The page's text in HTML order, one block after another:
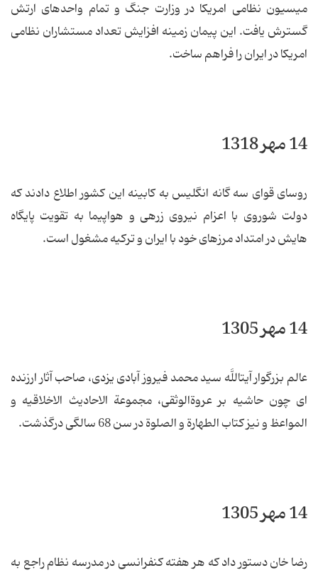
میسیون نظامی امریكا در وزارت جنگ و تمام واحدهای ارتش
گسترش یافت. این پیمان زمینه افزایش تعداد مستشاران نظامی
امریكا در ایران را فراهم ساخت.
14 مهر 1318
روسای قوای سه گانه انگلیس به كابینه این كشور اطلاع دادند كه
دولت شوروی با اعزام نیروی زرهی و هواپیما به تقویت پایگاه
هایش در امتداد مرزهای خود با ایران و تركیه مشغول است.
14 مهر 1305
عالم بزرگوار آیت‏اللَّه سید محمد فیروز آبادی یزدی، صاحب آثار ارزنده
ای چون حاشیه بر عروةالوثقی، مجموعة الاحادیث الاخلاقیه و
المواعظ و نیز كتاب الطهارة و الصلوة در سن 68 سالگی درگذشت.
14 مهر 1305
رضا خان دستور داد كه هر هفته كنفرانسی در مدرسه نظام راجع به